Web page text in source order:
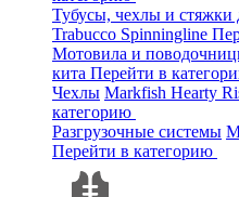
Тубусы, чехлы и стяжки
Trabucco Spinningline
Мотовила и
кита Перейти в
Чехлы Markfish Hearty
категорию
Разгрузочные системы
Перейти в категорию